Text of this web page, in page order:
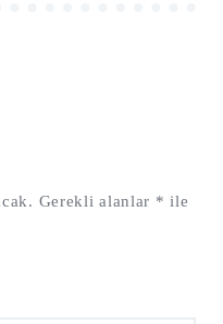
Gerekli alanlar * ile